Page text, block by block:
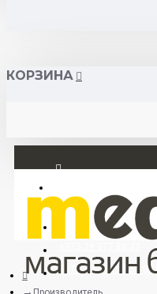
КОРЗИНА
Регистрация
+375 33 673 17 31